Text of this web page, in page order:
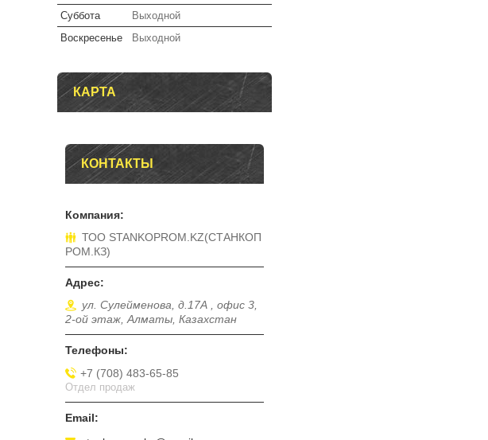
Суббота
Выходной
Воскресенье
Выходной
КАРТА
КОНТАКТЫ
ТОО STANKOPROM.KZ(СТАНКОП
РОМ.КЗ)
ул. Сулейменова, д.17А , офис 3,
2-ой этаж, Алматы, Казахстан
+7 (708) 483-65-85
Отдел продаж